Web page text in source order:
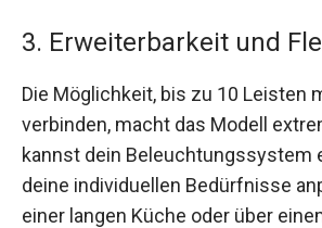
3. Erweiterbarkeit und
Die Möglichkeit, bis zu 10 Leisten
verbinden, macht das Modell
kannst dein Beleuchtungssystem
deine individuellen Bedürfnisse
einer langen Küche oder über